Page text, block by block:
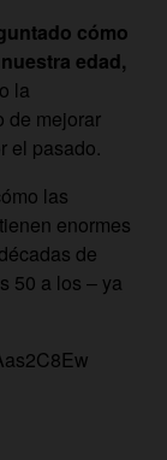
cómo
edad,
la
de mejorar
el pasado.
las
enormes
de
50 a los – ya